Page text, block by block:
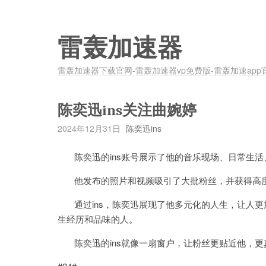
雷轰加速器
雷轰加速器下载官网-雷轰加速器vp免费版-雷轰加速app
陈奕迅ins关注曲婉婷
2024年12月31日 陈奕迅ins
陈奕迅的ins账号展示了他的音乐现场、日常生活
他发布的照片和视频吸引了大批粉丝，并获得高
通过ins，陈奕迅展现了他多元化的人生，让人更
生经历和品味的人。
陈奕迅的ins就像一扇窗户，让粉丝更贴近他，更